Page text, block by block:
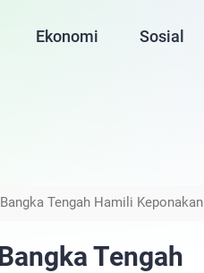
Ekonomi Sosial
Tengah Hamili Keponakan
Tengah